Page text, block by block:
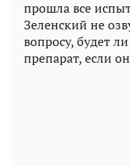
прошла все
Зеленский не
вопросу, будет
препарат, если